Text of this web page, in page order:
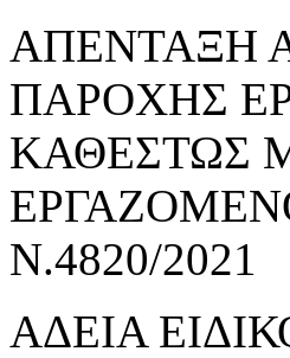
ΑΠΕΝΤΑΞΗ
ΠΑΡΟΧΗΣ
ΚΑΘΕΣΤΩΣ
Ν.4820/2021
ΑΔΕΙΑ